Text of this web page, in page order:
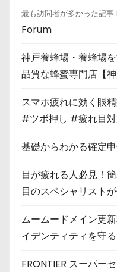
最も訪問者が多かった記事
Forum
神戸養蜂場・養蜂場
品質な蜂蜜専門店【
スマホ疲れに効く眼
#ツボ押し #疲れ目
基礎からわかる確定
目が疲れる人必見！
目のスペシャリスト
ムームードメイン更
イデンティティを守る
FRONTIER スーパー